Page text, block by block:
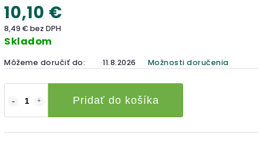
10,10 €
8,49 € bez DPH
Skladom
Môžeme doručiť do: 11.8.2026 Možnosti doručenia
Pridať do košíka